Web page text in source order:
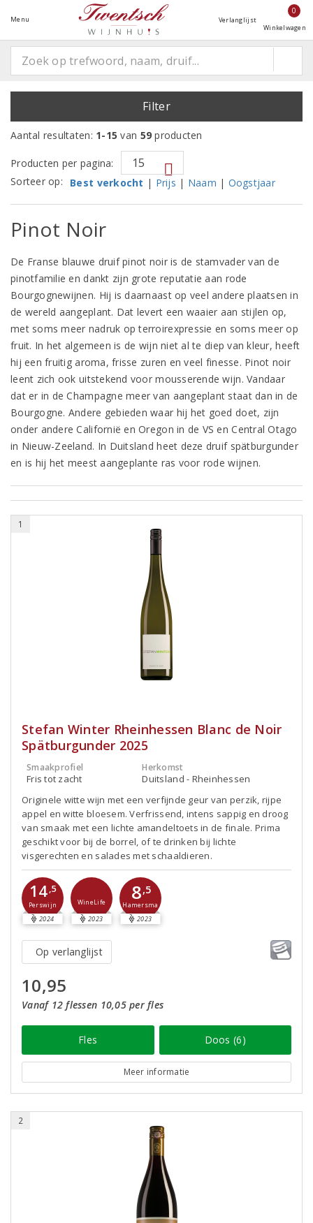
Menu Verlanglijst
0
Winkelwagen
Filter
Aantal resultaten: 1-15 van 59 producten
Producten per pagina:
Sorteer op:
Best verkocht | Prijs | Naam | Oogstjaar
Pinot Noir
De Franse blauwe druif pinot noir is de stamvader van de
pinotfamilie en dankt zijn grote reputatie aan rode
Bourgognewijnen. Hij is daarnaast op veel andere plaatsen in
de wereld aangeplant. Dat levert een waaier aan stijlen op,
met soms meer nadruk op terroirexpressie en soms meer op
fruit. In het algemeen is de wijn niet al te diep van kleur, heeft
hij een fruitig aroma, frisse zuren en veel finesse. Pinot noir
leent zich ook uitstekend voor mousserende wijn. Vandaar
dat er in de Champagne meer van aangeplant staat dan in de
Bourgogne. Andere gebieden waar hij het goed doet, zijn
onder andere Californië en Oregon in de VS en Central Otago
in Nieuw-Zeeland. In Duitsland heet deze druif spätburgunder
en is hij het meest aangeplante ras voor rode wijnen.
1
Stefan Winter Rheinhessen Blanc de Noir
Spätburgunder 2025
Smaakprofiel
Fris tot zacht
Herkomst
Duitsland - Rheinhessen
Originele witte wijn met een verfijnde geur van perzik, rijpe
appel en witte bloesem. Verfrissend, intens sappig en droog
van smaak met een lichte amandeltoets in de finale. Prima
geschikt voor bij de borrel, of te drinken bij lichte
visgerechten en salades met schaaldieren.
14,5
Perswijn
2024
WineLife
2023
8,5
Hamersma
2023
Op verlanglijst
10,95
Vanaf 12 flessen 10,05 per fles
Fles Doos (6)
Meer informatie
2